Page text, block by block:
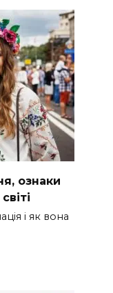
ознаки
і як вона